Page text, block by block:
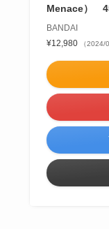
Menace）
BANDAI
¥12,980
（2024/